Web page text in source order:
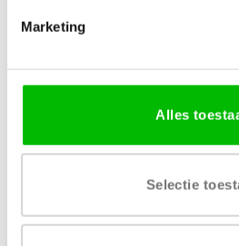
Marketing
Alles
Selectie
MATERIAAL